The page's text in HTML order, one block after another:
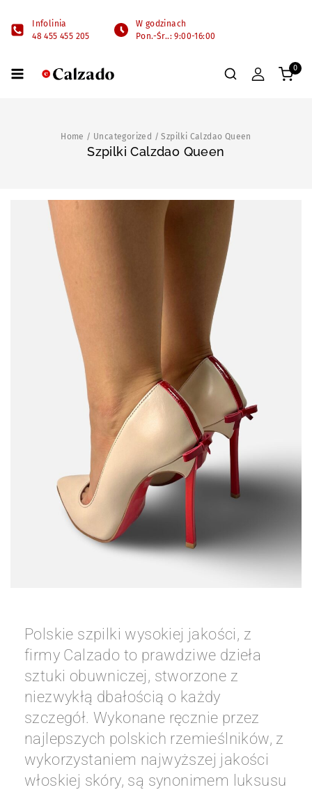
Infolinia
48 455 455 205
W godzinach
Pon.-Śr..: 9:00-16:00
0
Home / Uncategorized / Szpilki Calzdao Queen
Szpilki Calzdao Queen
Polskie szpilki wysokiej jakości, z
firmy Calzado to prawdziwe dzieła
sztuki obuwniczej, stworzone z
niezwykłą dbałością o każdy
szczegół. Wykonane ręcznie przez
najlepszych polskich rzemieślników, z
wykorzystaniem najwyższej jakości
włoskiej skóry, są synonimem luksusu